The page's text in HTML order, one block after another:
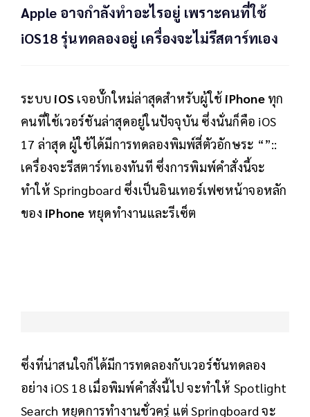
Apple อาจกำลังทำอะไรอยู่ เพราะคนที่ใช้
iOS18 รุ่นทดลองอยู่ เครื่องจะไม่รีสตาร์ทเอง
ระบบ iOS เจอบั๊กใหม่ล่าสุดสำหรับผู้ใช้ iPhoneทุก
คนที่ใช้เวอร์ชันล่าสุดอยู่ในปัจจุบัน ซึ่งนั่นก็คือ iOS
17 ล่าสุด ผู้ใช้ได้มีการทดลองพิมพ์สี่ตัวอักษระ “”::
เครื่องจะรีสตาร์ทเองทันที ซึ่งการพิมพ์คำสั่งนี้จะ
ทำให้ Springboard ซึ่งเป็นอินเทอร์เฟซหน้าจอหลัก
ของ iPhone หยุดทำงานและรีเซ็ต
ซึ่งที่น่าสนใจก็ได้มีการทดลองกับเวอร์ชันทดลอง
อย่าง iOS 18 เมื่อพิมพ์คำสั่งนี้ไป จะทำให้ Spotlight
Search หยุดการทำงานชั่วครู่ แต่ Springboard จะ